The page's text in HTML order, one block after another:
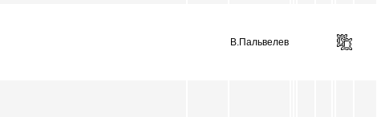
В.Пальвелев